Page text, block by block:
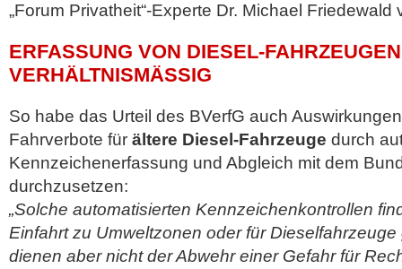
„Forum Privatheit“-Experte Dr. Michael Friedewald
ERFASSUNG VON DIESEL-
VERHÄLTNISMÄSSIG
So habe das Urteil des BVerfG auch
Fahrverbote für ältere Diesel-Fahrzeuge durch
Kennzeichenerfassung und Abgleich mit dem
durchzusetzen:
„Solche automatisierten Kennzeichenkontrollen
Einfahrt zu Umweltzonen oder für
dienen aber nicht der Abwehr einer Gefahr für